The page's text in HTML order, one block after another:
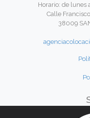
Horario: de lunes
Calle
38009